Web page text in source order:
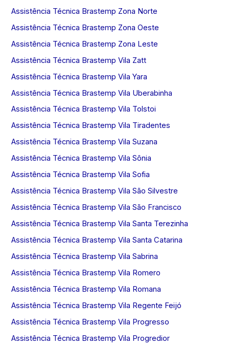
Assistência Técnica Brastemp Zona Norte
Assistência Técnica Brastemp Zona Oeste
Assistência Técnica Brastemp Zona Leste
Assistência Técnica Brastemp Vila Zatt
Assistência Técnica Brastemp Vila Yara
Assistência Técnica Brastemp Vila Uberabinha
Assistência Técnica Brastemp Vila Tolstoi
Assistência Técnica Brastemp Vila Tiradentes
Assistência Técnica Brastemp Vila Suzana
Assistência Técnica Brastemp Vila Sônia
Assistência Técnica Brastemp Vila Sofia
Assistência Técnica Brastemp Vila São Silvestre
Assistência Técnica Brastemp Vila São Francisco
Assistência Técnica Brastemp Vila Santa Terezinha
Assistência Técnica Brastemp Vila Santa Catarina
Assistência Técnica Brastemp Vila Sabrina
Assistência Técnica Brastemp Vila Romero
Assistência Técnica Brastemp Vila Romana
Assistência Técnica Brastemp Vila Regente Feijó
Assistência Técnica Brastemp Vila Progresso
Assistência Técnica Brastemp Vila Progredior